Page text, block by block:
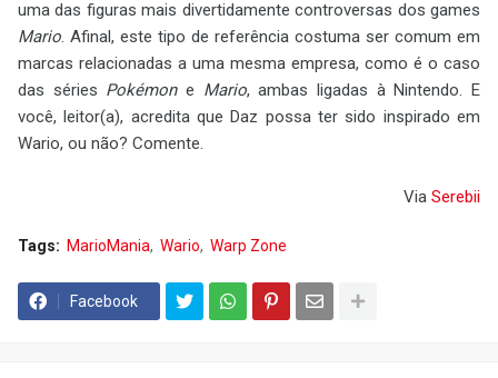
uma das figuras mais divertidamente controversas dos games
Mario. Afinal, este tipo de referência costuma ser comum em
marcas relacionadas a uma mesma empresa, como é o caso
das séries Pokémone Mario, ambas ligadas à Nintendo. E
você, leitor(a), acredita que Daz possa ter sido inspirado em
Wario, ou não? Comente.
Via Serebii
Tags: MarioMania Wario Warp Zone
Facebook